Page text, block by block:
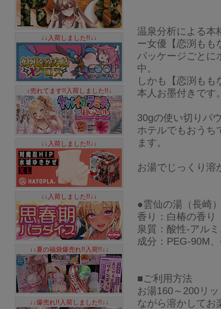
温泉分析による本
ー女優【恋渕もも
パッケージごとに
中。
しかも【恋渕も
本人お墨付きです
30gの使い切りパ
ホテルでもおうち
ます。
お湯でじっくり溶
●雲仙の湯（長崎
香り：白椿の香
泉質：酸性-アル
成分：PEG-90M
■ご利用方法
お湯160～200リ
ながら溶かしてお
↓↓入荷しました!!↓↓
↓売れてます!!入荷しました!!↓
↓↓入荷しました!!↓↓
↓↓入荷しました!!↓↓
↓↓夏の福袋爆売れ!!入荷!!↓↓
↓↓爆売れ!!入荷しました!!↓↓